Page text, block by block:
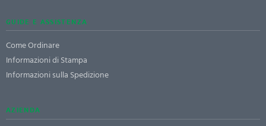
GUIDE E ASSISTENZA
Come Ordinare
Informazioni di Stampa
Informazioni sulla Spedizione
AZIENDA